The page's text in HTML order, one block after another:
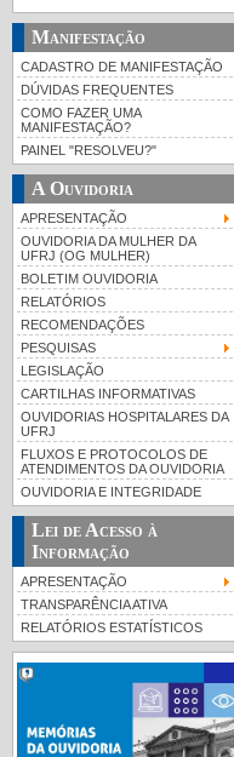
Manifestação
CADASTRO DE MANIFESTAÇÃO
DÚVIDAS FREQUENTES
COMO FAZER UMA
MANIFESTAÇÃO?
PAINEL "RESOLVEU?"
A Ouvidoria
APRESENTAÇÃO
OUVIDORIA DA MULHER DA
UFRJ (OG MULHER)
BOLETIM OUVIDORIA
RELATÓRIOS
RECOMENDAÇÕES
PESQUISAS
LEGISLAÇÃO
CARTILHAS INFORMATIVAS
OUVIDORIAS HOSPITALARES DA
UFRJ
FLUXOS E PROTOCOLOS DE
ATENDIMENTOS DA OUVIDORIA
OUVIDORIA E INTEGRIDADE
Lei de Acesso à
Informação
APRESENTAÇÃO
TRANSPARÊNCIA ATIVA
RELATÓRIOS ESTATÍSTICOS